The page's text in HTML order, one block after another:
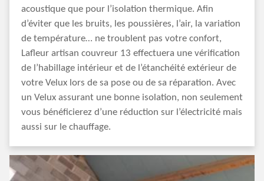
acoustique que pour l’isolation thermique. Afin
d’éviter que les bruits, les poussières, l’air, la variation
de température… ne troublent pas votre confort,
Lafleur artisan couvreur 13 effectuera une vérification
de l’habillage intérieur et de l’étanchéité extérieur de
votre Velux lors de sa pose ou de sa réparation. Avec
un Velux assurant une bonne isolation, non seulement
vous bénéficierez d’une réduction sur l’électricité mais
aussi sur le chauffage.